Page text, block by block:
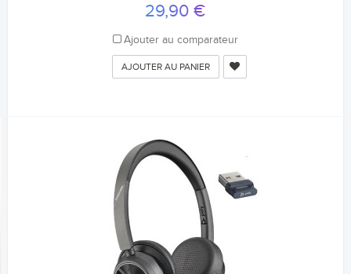
29,90 €
Ajouter au comparateur
AJOUTER AU PANIER